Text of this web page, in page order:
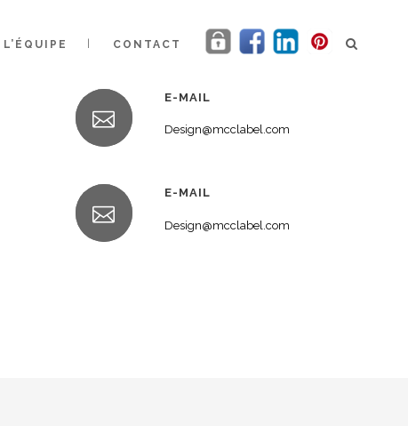
L’ÉQUIPE CONTACT
E-MAIL
Design@mcclabel.com
E-MAIL
Design@mcclabel.com